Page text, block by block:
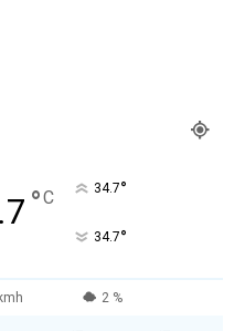
°C 34.7°
34.7°
2 %